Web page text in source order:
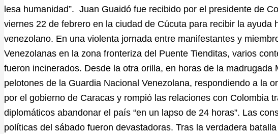
lesa humanidad”. Juan Guaidó fue recibido por el presidente de
viernes 22 de febrero en la ciudad de Cúcuta para recibir la ayuda
venezolano. En una violenta jornada entre manifestantes y
Venezolanas en la zona fronteriza del Puente Tienditas, varios
fueron incinerados. Desde la otra orilla, en horas de la madrugada
pelotones de la Guardia Nacional Venezolana, respondiendo a la
por el gobierno de Caracas y rompió las relaciones con Colombia
diplomáticos abandonar el país “en un lapso de 24 horas”. Las
políticas del sábado fueron devastadoras. Tras la verdadera